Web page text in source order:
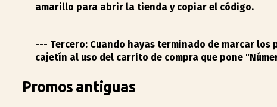
amarillo para abrir la tienda y copiar el código.
--- Tercero:Cuando hayas terminado de marcar los
cajetín al uso del carrito de compra que pone
Promos antiguas